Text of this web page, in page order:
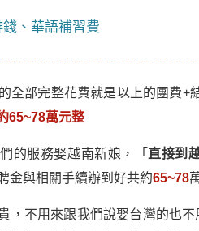
、華語補習費
全部完整花費就是以上的團費+
65~78萬元整
的服務娶越南新娘，「直接到
金與相關手續辦到好共約65~78
，不用來跟我們說娶台灣的也